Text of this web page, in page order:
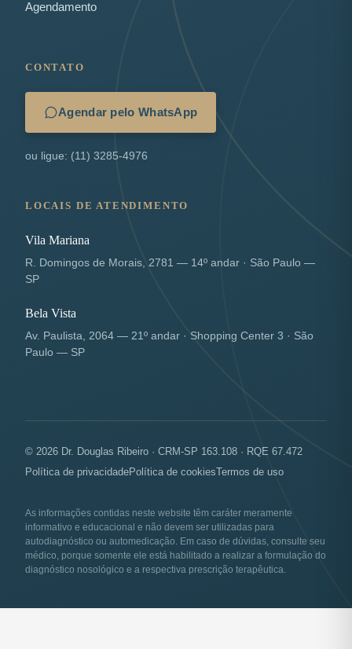
Agendamento
CONTATO
Agendar pelo WhatsApp
ou ligue: (11) 3285-4976
LOCAIS DE ATENDIMENTO
Vila Mariana
R. Domingos de Morais, 2781 — 14º andar · São Paulo —
SP
Bela Vista
Av. Paulista, 2064 — 21º andar · Shopping Center 3 · São
Paulo — SP
© 2026 Dr. Douglas Ribeiro · CRM-SP 163.108 · RQE 67.472
Política de privacidadePolítica de cookiesTermos de uso
As informações contidas neste website têm caráter meramente
informativo e educacional e não devem ser utilizadas para
autodiagnóstico ou automedicação. Em caso de dúvidas, consulte seu
médico, porque somente ele está habilitado a realizar a formulação do
diagnóstico nosológico e a respectiva prescrição terapêutica.